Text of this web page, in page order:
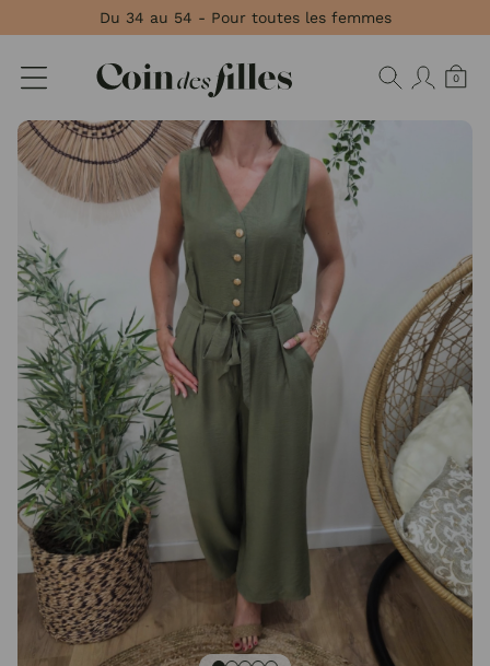
Du 34 au 54 - Pour toutes les femmes
0
Panneau de gestion des cookies